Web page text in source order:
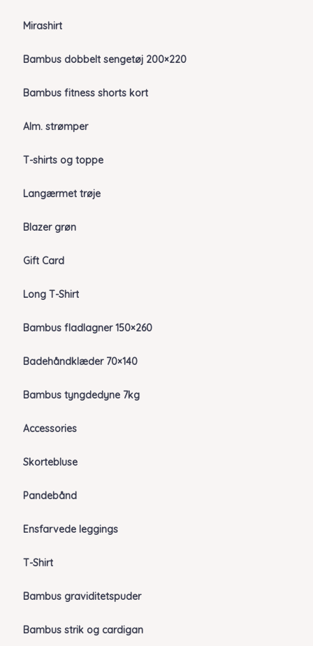
Mirashirt
Bambus dobbelt sengetøj 200×220
Bambus fitness shorts kort
Alm. strømper
T-shirts og toppe
Langærmet trøje
Blazer grøn
Gift Card
Long T-Shirt
Bambus fladlagner 150×260
Badehåndklæder 70×140
Bambus tyngdedyne 7kg
Accessories
Skortebluse
Pandebånd
Ensfarvede leggings
T-Shirt
Bambus graviditetspuder
Bambus strik og cardigan